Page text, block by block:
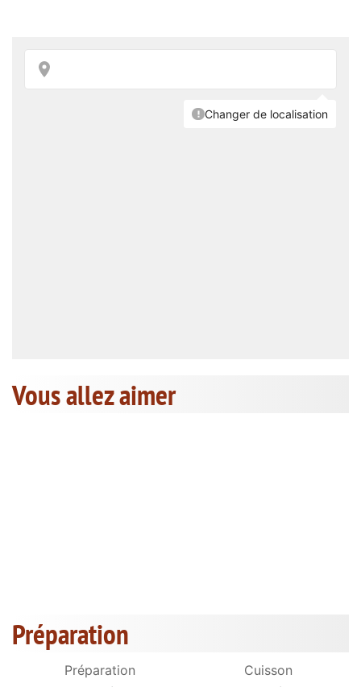
Vous allez aimer
Préparation
Préparation
Cuisson